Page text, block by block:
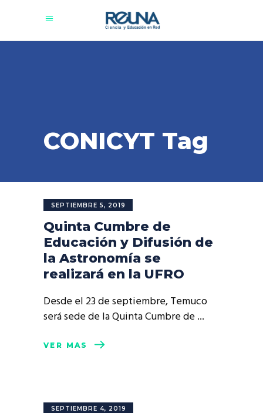
CONICYT Tag
SEPTIEMBRE 5, 2019
Quinta Cumbre de
Educación y Difusión de
la Astronomía se
realizará en la UFRO
Desde el 23 de septiembre, Temuco
será sede de la Quinta Cumbre de
VER MÁS
SEPTIEMBRE 4, 2019